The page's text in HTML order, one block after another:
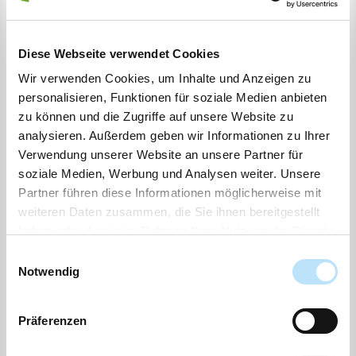
Diese Webseite verwendet Cookies
Wir verwenden Cookies, um Inhalte und Anzeigen zu
personalisieren, Funktionen für soziale Medien anbieten
zu können und die Zugriffe auf unsere Website zu
analysieren. Außerdem geben wir Informationen zu Ihrer
Verwendung unserer Website an unsere Partner für
soziale Medien, Werbung und Analysen weiter. Unsere
Partner führen diese Informationen möglicherweise mit
weiteren Daten zusammen, die Sie ihnen bereitgestellt
Notwendig
Präferenzen
verpflichtend.
Für das Unternehmen sind folgende Rechtsformen
möglich.
Gesellschaften nach deutschem Recht
einschließlich der Handelsgesellschaften,
Europäische Gesellschaften und
Gesellschaften, die zulässig sind nach dem
Recht
eines Mitgliedstaats der Europäischen
eines Vertragsstaats des Abkommens